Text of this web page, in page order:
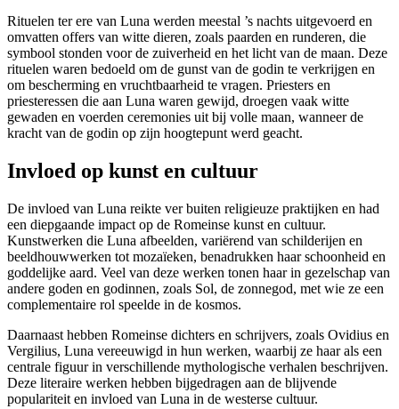
Rituelen ter ere van Luna werden meestal ’s nachts uitgevoerd en
omvatten offers van witte dieren, zoals paarden en runderen, die
symbool stonden voor de zuiverheid en het licht van de maan. Deze
rituelen waren bedoeld om de gunst van de godin te verkrijgen en
om bescherming en vruchtbaarheid te vragen. Priesters en
priesteressen die aan Luna waren gewijd, droegen vaak witte
gewaden en voerden ceremonies uit bij volle maan, wanneer de
kracht van de godin op zijn hoogtepunt werd geacht.
Invloed op kunst en cultuur
De invloed van Luna reikte ver buiten religieuze praktijken en had
een diepgaande impact op de Romeinse kunst en cultuur.
Kunstwerken die Luna afbeelden, variërend van schilderijen en
beeldhouwwerken tot mozaïeken, benadrukken haar schoonheid en
goddelijke aard. Veel van deze werken tonen haar in gezelschap van
andere goden en godinnen, zoals Sol, de zonnegod, met wie ze een
complementaire rol speelde in de kosmos.
Daarnaast hebben Romeinse dichters en schrijvers, zoals Ovidius en
Vergilius, Luna vereeuwigd in hun werken, waarbij ze haar als een
centrale figuur in verschillende mythologische verhalen beschrijven.
Deze literaire werken hebben bijgedragen aan de blijvende
populariteit en invloed van Luna in de westerse cultuur.